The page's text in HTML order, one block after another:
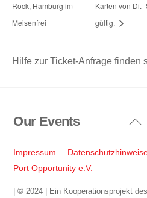
Rock, Hamburg im
Meisenfrei
Karten von Di.
gültig.
Hilfe zur Ticket-Anfrage finden
Top
Our Events
Impressum
Port Opportunity e.V.
| © 2024 | Ein Kooperationsprojekt